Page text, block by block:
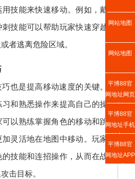
技能来快速移动。例如，戴
技能可以帮助玩家快速穿越
者逃离危险区域。
也是提高移动速度的关键。
和熟悉操作来提高自己的操
以熟练掌握角色的移动和跳
灵活地在地图中移动。玩家
技能和连招操作，从而在战
击目标。
网站地图
网站地图
平博88官
网地址网页
版
平博88官
网地址手机
版入口
平博88官
网地址APP
下载